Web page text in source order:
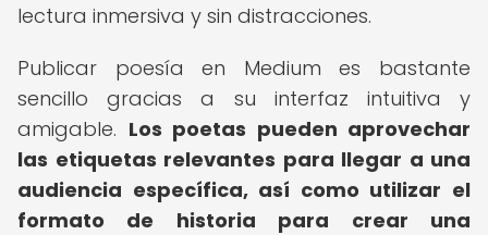
lectura inmersiva y sin distracciones.
Publicar poesía en Medium es bastante
sencillo gracias a su interfaz intuitiva y
amigable. Los poetas pueden aprovechar
las etiquetas relevantes para llegar a una
audiencia específica, así como utilizar el
formato de historia para crear una